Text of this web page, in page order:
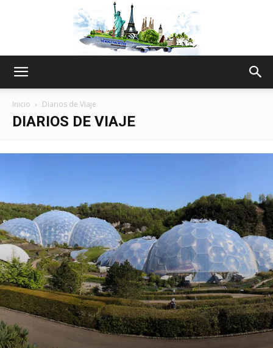
My
Eyes
Inicio Diarios de Viaje
DIARIOS DE VIAJE